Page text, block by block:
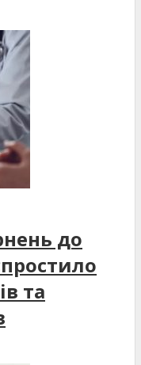
до
та